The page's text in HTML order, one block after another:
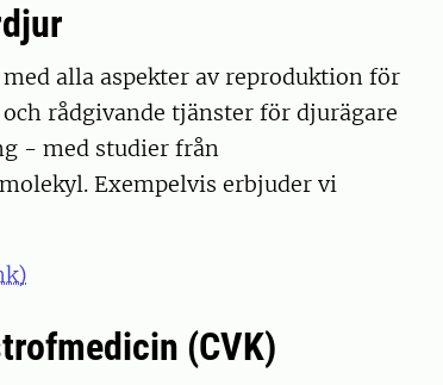
alla aspekter av reproduktion för
rådgivande tjänster för djurägare
- med studier från
Exempelvis erbjuder vi
(CVK)